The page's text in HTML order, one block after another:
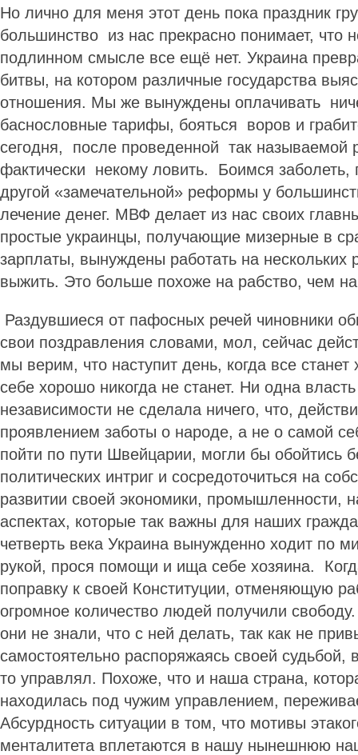
Но лично для меня этот день пока праздник
большинство из нас прекрасно понимает, что
подлинном смысле все ещё нет. Украина
битвы, на котором различные государства
отношения. Мы же вынуждены оплачивать
баснословные тарифы, бояться воров и
сегодня, после проведенной так
фактически некому ловить. Боимся заболеть,
другой «замечательной» реформы у
лечение денег. МВФ делает из нас своих
простые украинцы, получающие мизерные в
зарплаты, вынуждены работать на нескольких
выжить. Это больше похоже на рабство, чем
Раздувшиеся от пафосных речей чиновники
свои поздравления словами, мол, сейчас
мы верим, что наступит день, когда все
себе хорошо никогда не станет. Ни одна
независимости не сделала ничего, что,
проявлением заботы о народе, а не о самой
пойти по пути Швейцарии, могли бы обойтись
политических интриг и сосредоточиться на
развитии своей экономики, промышленности,
аспектах, которые так важны для наших
четверть века Украина вынужденно ходит по
рукой, прося помощи и ища себе хозяина.
поправку к своей Конституции, отменяющую
огромное количество людей получили
они не знали, что с ней делать, так как не
самостоятельно распоряжаясь своей судьбой,
то управлял. Похоже, что и наша страна,
находилась под чужим управлением,
Абсурдность ситуации в том, что мотивы
менталитета вплетаются в нашу нынешнюю